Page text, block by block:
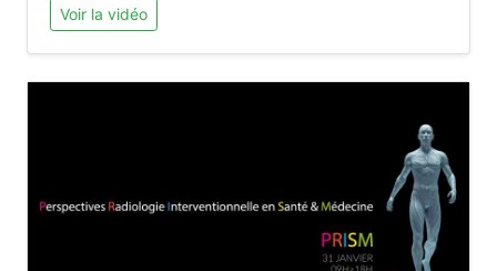
Voir la vidéo